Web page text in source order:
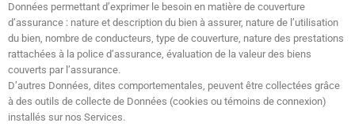
Données permettant d’exprimer le besoin en matière de couverture
d’assurance : nature et description du bien à assurer, nature de l’utilisation
du bien, nombre de conducteurs, type de couverture, nature des prestations
rattachées à la police d’assurance, évaluation de la valeur des biens
couverts par l’assurance.
D’autres Données, dites comportementales, peuvent être collectées grâce
à des outils de collecte de Données (cookies ou témoins de connexion)
installés sur nos Services.